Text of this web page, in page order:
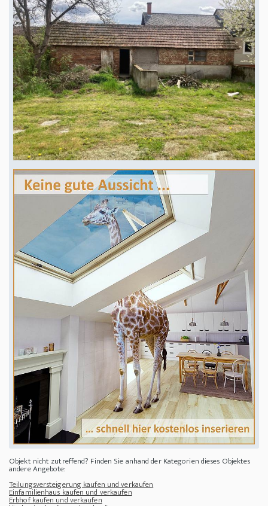
Objekt nicht zutreffend? Finden Sie anhand der Kategorien dieses Objektes
andere Angebote:
Teilungsversteigerung kaufen und verkaufen
Einfamilienhaus kaufen und verkaufen
Erbhof kaufen und verkaufen